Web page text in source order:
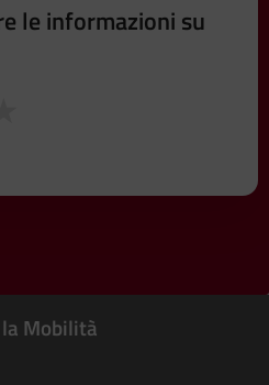
le informazioni su
Mobilità